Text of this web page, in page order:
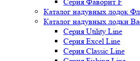
Каталог надувных лодок
Каталог надувных лодки
Серия Utility Line
Серия Excel Line
Серия Classic Line